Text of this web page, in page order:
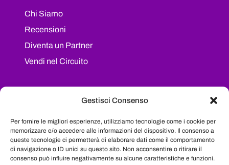
Gestisci Consenso
Per fornire le migliori esperienze, utilizziamo tecnologie come i cookie per
memorizzare e/o accedere alle informazioni del dispositivo. Il consenso a
queste tecnologie ci permetterà di elaborare dati come il comportamento
di navigazione o ID unici su questo sito. Non acconsentire o ritirare il
consenso può influire negativamente su alcune caratteristiche e funzioni.
Chi Siamo
Recensioni
Diventa un Partner
Vendi nel Circuito
I NOSTRI SOCIAL
Segui il nostro progetto sui maggiori social
network e resta sempre aggiornata su tutte le
novità